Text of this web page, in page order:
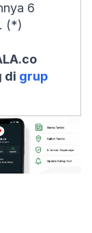
6
(*)
di grup